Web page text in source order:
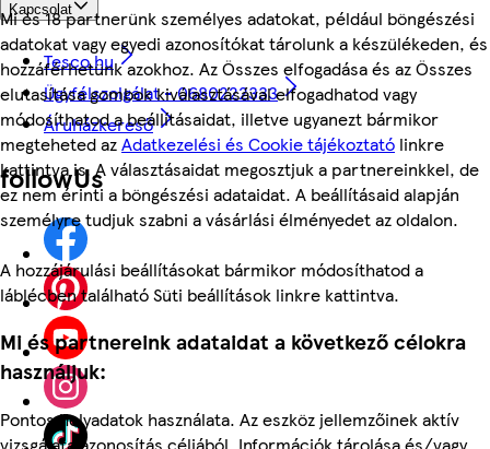
Mi és 18 partnerünk személyes adatokat, például böngészési
adatokat vagy egyedi azonosítókat tárolunk a készülékeden, és
hozzáférhetünk azokhoz. Az Összes elfogadása és az Összes
elutasítása gombok kiválasztásával elfogadhatod vagy
módosíthatod a beállításaidat, illetve ugyanezt bármikor
megteheted azAdatkezelési és Cookie tájékoztató linkre
kattintva is. A választásaidat megosztjuk a partnereinkkel, de
ez nem érinti a böngészési adataidat. A beállításaid alapján
személyre tudjuk szabni a vásárlási élményedet az oldalon.
A hozzájárulási beállításokat bármikor módosíthatod a
láblécben található Süti beállítások linkre kattintva.
Mi és partnereink adataidat a következő célokra
használjuk:
Pontos helyadatok használata. Az eszköz jellemzőinek aktív
Kapcsolat
Tesco.hu
Ügyfélszolgálat - 0680222333
Áruházkereső
followUs